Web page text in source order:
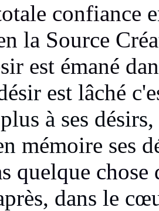
confiance
la Source
est émané
est lâché
plus à ses
mémoire ses
quelque chose
dans le